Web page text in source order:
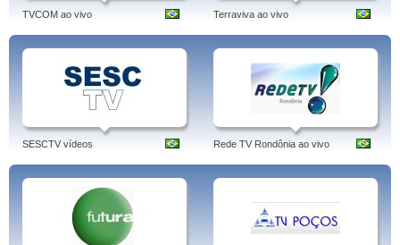
TVCOM ao vivo Terraviva ao vivo
SESCTV vídeos Rede TV Rondônia ao vivo